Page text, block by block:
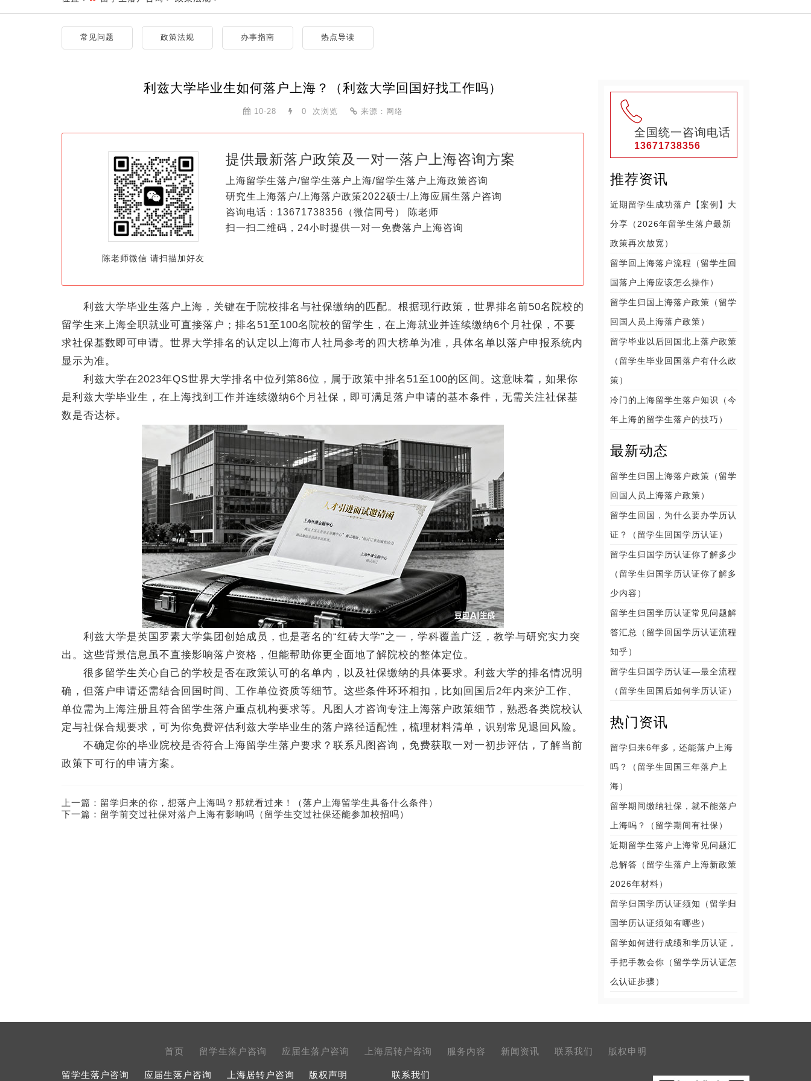
常见问题 政策法规 办事指南 热点导读
利兹大学毕业生如何落户上海？（利兹大学回国好找工作吗）
10-28 0 次浏览 来源：网络
陈老师微信 请扫描加好友
提供最新落户政策及一对一落户上海咨询方案
上海留学生落户/留学生落户上海/留学生落户上海政策咨询
研究生上海落户/上海落户政策2022硕士/上海应届生落户咨询
咨询电话：13671738356（微信同号） 陈老师
扫一扫二维码，24小时提供一对一免费落户上海咨询
利兹大学毕业生落户上海，关键在于院校排名与社保缴纳的匹配。根据现行政策，世界排名前50名院校的
留学生来上海全职就业可直接落户；排名51至100名院校的留学生，在上海就业并连续缴纳6个月社保，不要
求社保基数即可申请。世界大学排名的认定以上海市人社局参考的四大榜单为准，具体名单以落户申报系统内
显示为准。
利兹大学在2023年QS世界大学排名中位列第86位，属于政策中排名51至100的区间。这意味着，如果你
是利兹大学毕业生，在上海找到工作并连续缴纳6个月社保，即可满足落户申请的基本条件，无需关注社保基
数是否达标。
利兹大学是英国罗素大学集团创始成员，也是著名的“红砖大学”之一，学科覆盖广泛，教学与研究实力突
出。这些背景信息虽不直接影响落户资格，但能帮助你更全面地了解院校的整体定位。
很多留学生关心自己的学校是否在政策认可的名单内，以及社保缴纳的具体要求。利兹大学的排名情况明
确，但落户申请还需结合回国时间、工作单位资质等细节。这些条件环环相扣，比如回国后2年内来沪工作、
单位需为上海注册且符合留学生落户重点机构要求等。凡图人才咨询专注上海落户政策细节，熟悉各类院校认
定与社保合规要求，可为你免费评估利兹大学毕业生的落户路径适配性，梳理材料清单，识别常见退回风险。
不确定你的毕业院校是否符合上海留学生落户要求？联系凡图咨询，免费获取一对一初步评估，了解当前
政策下可行的申请方案。
上一篇： 留学归来的你，想落户上海吗？那就看过来！（落户上海留学生具备什么条件）
下一篇： 留学前交过社保对落户上海有影响吗（留学生交过社保还能参加校招吗）
全国统一咨询电话
13671738356
推荐资讯
近期留学生成功落户【案例】大
分享（2026年留学生落户最新
政策再次放宽）
留学回上海落户流程（留学生回
国落户上海应该怎么操作）
留学生归国上海落户政策（留学
回国人员上海落户政策）
留学毕业以后回国北上落户政策
（留学生毕业回国落户有什么政
策）
冷门的上海留学生落户知识（今
年上海的留学生落户的技巧）
最新动态
留学生归国上海落户政策（留学
回国人员上海落户政策）
留学生回国，为什么要办学历认
证？（留学生回国学历认证）
留学生归国学历认证你了解多少
（留学生归国学历认证你了解多
少内容）
留学生归国学历认证常见问题解
答汇总（留学回国学历认证流程
知乎）
留学生归国学历认证—最全流程
（留学生回国后如何学历认证）
热门资讯
留学归来6年多，还能落户上海
吗？（留学生回国三年落户上
海）
留学期间缴纳社保，就不能落户
上海吗？（留学期间有社保）
近期留学生落户上海常见问题汇
总解答（留学生落户上海新政策
2026年材料）
留学归国学历认证须知（留学归
国学历认证须知有哪些）
留学如何进行成绩和学历认证，
手把手教会你（留学学历认证怎
么认证步骤）
首页 留学生落户咨询 应届生落户咨询 上海居转户咨询 服务内容 新闻资讯 联系我们 版权申明
留学生落户咨询 应届生落户咨询 上海居转户咨询 版权声明 联系我们